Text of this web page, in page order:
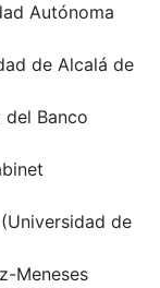
Autónoma
de Alcalá de
del Banco
de
Meneses